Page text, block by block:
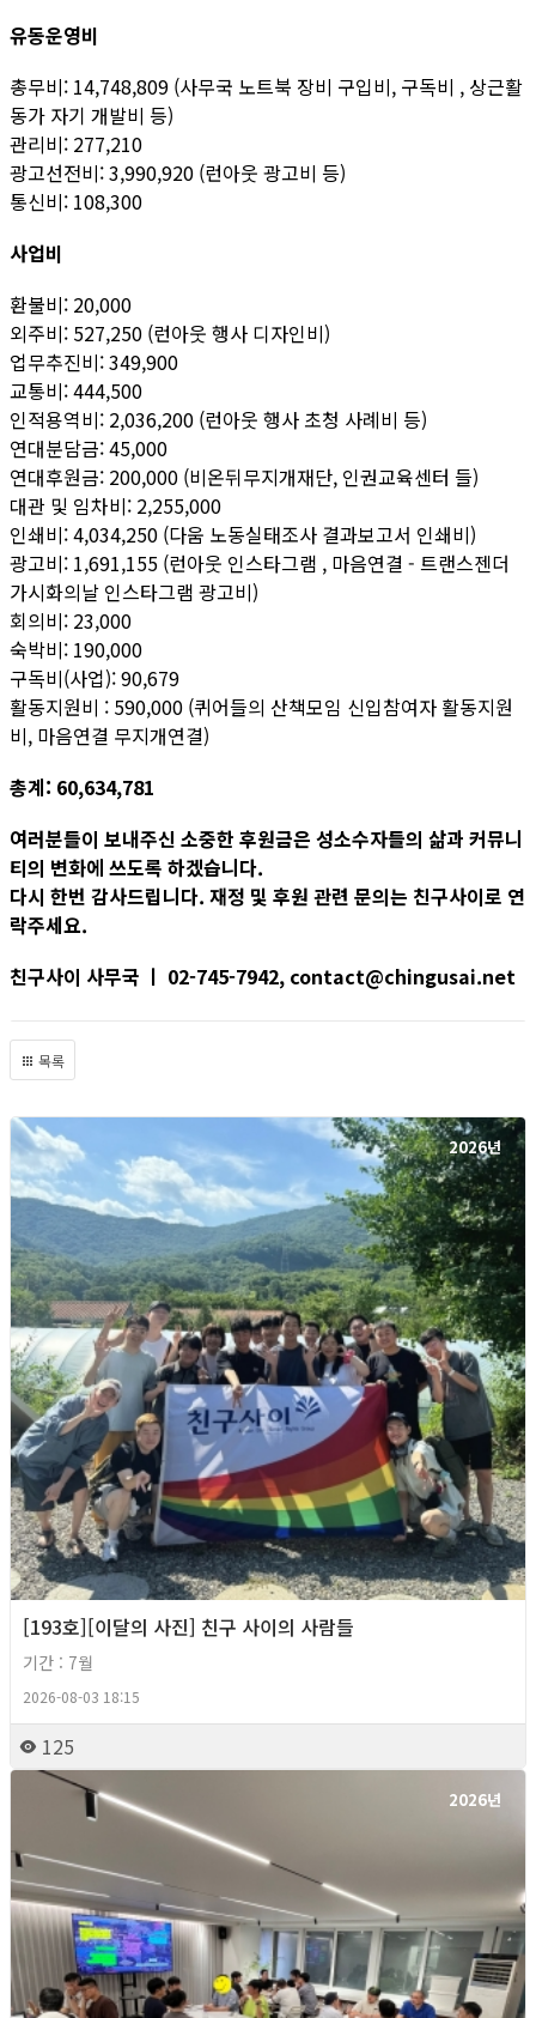
유동운영비
총무비: 14,748,809 (사무국 노트북 장비 구입비, 구독비 , 상근활
동가 자기 개발비 등)
관리비: 277,210
광고선전비: 3,990,920 (런아웃 광고비 등)
통신비: 108,300
사업비
환불비: 20,000
외주비: 527,250 (런아웃 행사 디자인비)
업무추진비: 349,900
교통비: 444,500
인적용역비: 2,036,200 (런아웃 행사 초청 사례비 등)
연대분담금: 45,000
연대후원금: 200,000 (비온뒤무지개재단, 인권교육센터 들)
대관 및 임차비: 2,255,000
인쇄비: 4,034,250 (다움 노동실태조사 결과보고서 인쇄비)
광고비: 1,691,155 (런아웃 인스타그램 , 마음연결 - 트랜스젠더
가시화의날 인스타그램 광고비)
회의비: 23,000
숙박비: 190,000
구독비(사업): 90,679
활동지원비 : 590,000 (퀴어들의 산책모임 신입참여자 활동지원
비, 마음연결 무지개연결)
총계: 60,634,781
여러분들이 보내주신 소중한 후원금은 성소수자들의 삶과 커뮤니
티의 변화에 쓰도록 하겠습니다.
다시 한번 감사드립니다. 재정 및 후원 관련 문의는 친구사이로 연
락주세요.
친구사이 사무국 ㅣ 02-745-7942, contact@chingusai.net
목록
2026년
[193호][이달의 사진] 친구 사이의 사람들
기간 : 7월
2026-08-03 18:15
125
2026년